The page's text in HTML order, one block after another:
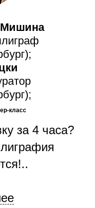
класс
за 4 часа?